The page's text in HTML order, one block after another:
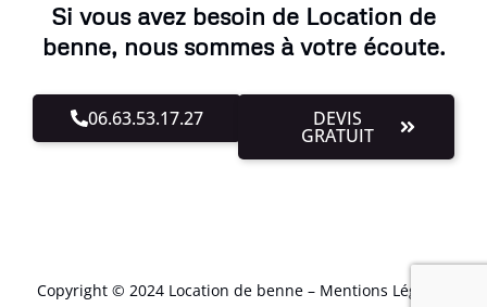
Si vous avez besoin de Location de
benne, nous sommes à votre écoute.
06.63.53.17.27 DEVIS
GRATUIT
Copyright © 2024 Location de benne – Mentions Légales